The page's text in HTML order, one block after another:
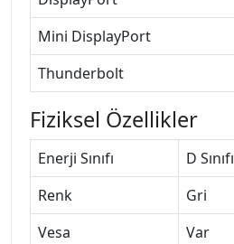
Mini DisplayPort
Thunderbolt
Fiziksel Özellikler
Enerji Sınıfı
D Sınıfı
Renk
Gri
Vesa
Var